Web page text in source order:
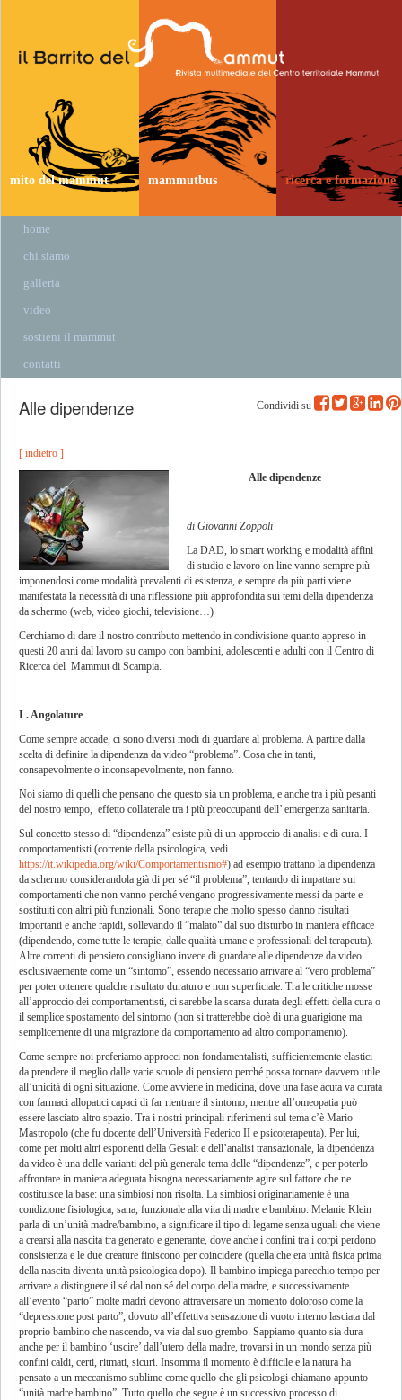
mito del mammut mammutbus ricerca e formazione
home
chi siamo
galleria
video
sostieni il mammut
contatti
Condividi su
Alle dipendenze
[ indietro ]
Alle dipendenze
di Giovanni Zoppoli
La DAD, lo smart working e modalità affini
di studio e lavoro on line vanno sempre più
imponendosi come modalità prevalenti di esistenza, e sempre da più parti viene
manifestata la necessità di una riflessione più approfondita sui temi della dipendenza
da schermo (web, video giochi, televisione…)
Cerchiamo di dare il nostro contributo mettendo in condivisione quanto appreso in
questi 20 anni dal lavoro su campo con bambini, adolescenti e adulti con il Centro di
Ricerca del Mammut di Scampia.
I . Angolature
Come sempre accade, ci sono diversi modi di guardare al problema. A partire dalla
scelta di definire la dipendenza da video “problema”. Cosa che in tanti,
consapevolmente o inconsapevolmente, non fanno.
Noi siamo di quelli che pensano che questo sia un problema, e anche tra i più pesanti
del nostro tempo, effetto collaterale tra i più preoccupanti dell’ emergenza sanitaria.
Sul concetto stesso di “dipendenza” esiste più di un approccio di analisi e di cura. I
comportamentisti (corrente della psicologica, vedi
https://it.wikipedia.org/wiki/Comportamentismo#) ad esempio trattano la dipendenza
da schermo considerandola già di per sé “il problema”, tentando di impattare sui
comportamenti che non vanno perché vengano progressivamente messi da parte e
sostituiti con altri più funzionali. Sono terapie che molto spesso danno risultati
importanti e anche rapidi, sollevando il “malato” dal suo disturbo in maniera efficace
(dipendendo, come tutte le terapie, dalle qualità umane e professionali del terapeuta).
Altre correnti di pensiero consigliano invece di guardare alle dipendenze da video
esclusivaemente come un “sintomo”, essendo necessario arrivare al “vero problema”
per poter ottenere qualche risultato duraturo e non superficiale. Tra le critiche mosse
all’approccio dei comportamentisti, ci sarebbe la scarsa durata degli effetti della cura o
il semplice spostamento del sintomo (non si tratterebbe cioè di una guarigione ma
semplicemente di una migrazione da comportamento ad altro comportamento).
Come sempre noi preferiamo approcci non fondamentalisti, sufficientemente elastici
da prendere il meglio dalle varie scuole di pensiero perché possa tornare davvero utile
all’unicità di ogni situazione. Come avviene in medicina, dove una fase acuta va curata
con farmaci allopatici capaci di far rientrare il sintomo, mentre all’omeopatia può
essere lasciato altro spazio. Tra i nostri principali riferimenti sul tema c’è Mario
Mastropolo (che fu docente dell’Università Federico II e psicoterapeuta). Per lui,
come per molti altri esponenti della Gestalt e dell’analisi transazionale, la dipendenza
da video è una delle varianti del più generale tema delle “dipendenze”, e per poterlo
affrontare in maniera adeguata bisogna necessariamente agire sul fattore che ne
costituisce la base: una simbiosi non risolta. La simbiosi originariamente è una
condizione fisiologica, sana, funzionale alla vita di madre e bambino. Melanie Klein
parla di un’unità madre/bambino, a significare il tipo di legame senza uguali che viene
a crearsi alla nascita tra generato e generante, dove anche i confini tra i corpi perdono
consistenza e le due creature finiscono per coincidere (quella che era unità fisica prima
della nascita diventa unità psicologica dopo). Il bambino impiega parecchio tempo per
arrivare a distinguere il sé dal non sé del corpo della madre, e successivamente
all’evento “parto” molte madri devono attraversare un momento doloroso come la
“depressione post parto”, dovuto all’effettiva sensazione di vuoto interno lasciata dal
proprio bambino che nascendo, va via dal suo grembo. Sappiamo quanto sia dura
anche per il bambino ‘uscire’ dall’utero della madre, trovarsi in un mondo senza più
confini caldi, certi, ritmati, sicuri. Insomma il momento è difficile e la natura ha
pensato a un meccanismo sublime come quello che gli psicologi chiamano appunto
“unità madre bambino”. Tutto quello che segue è un successivo processo di